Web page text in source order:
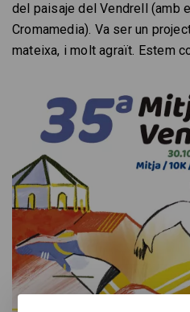
del paisaje del Vendrell (amb
Cromamedia). Va ser un
mateixa, i molt agraït. Estem